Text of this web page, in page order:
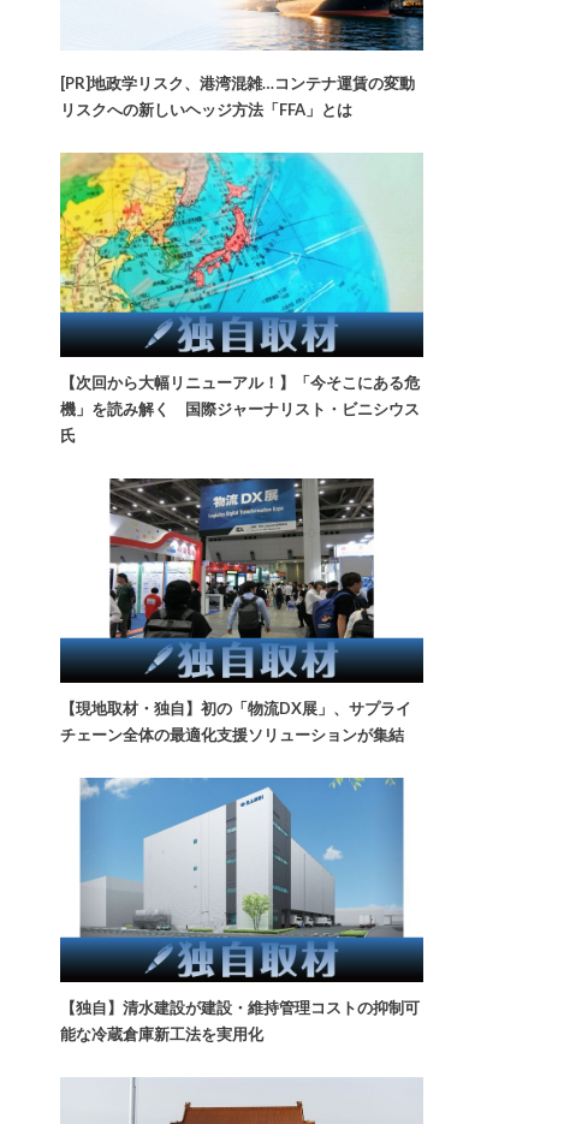
[PR]地政学リスク、港湾混雑…コンテナ運賃の変動
リスクへの新しいヘッジ方法「FFA」とは
【次回から大幅リニューアル！】「今そこにある危
機」を読み解く 国際ジャーナリスト・ビニシウス
氏
【現地取材・独自】初の「物流DX展」、サプライ
チェーン全体の最適化支援ソリューションが集結
【独自】清水建設が建設・維持管理コストの抑制可
能な冷蔵倉庫新工法を実用化